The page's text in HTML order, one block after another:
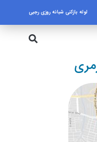
لوله بازکنی شبانه روزی رجبی